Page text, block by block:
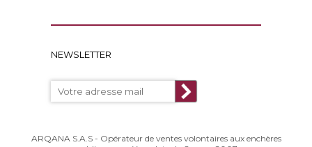
NEWSLETTER
ARQANA S.A.S - Opérateur de ventes volontaires aux enchères